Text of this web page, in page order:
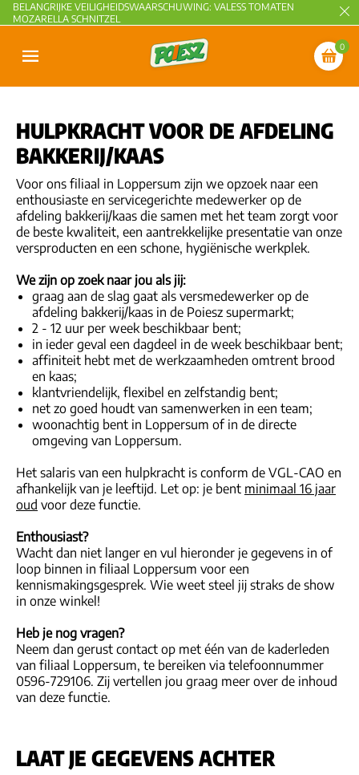
BELANGRIJKE VEILIGHEIDSWAARSCHUWING: VALESS TOMATEN
MOZARELLA SCHNITZEL
0
HULPKRACHT VOOR DE AFDELING
BAKKERIJ/KAAS
Voor ons filiaal in Loppersum zijn we opzoek naar een
enthousiaste en servicegerichte medewerker op de
afdeling bakkerij/kaas die samen met het team zorgt voor
de beste kwaliteit, een aantrekkelijke presentatie van onze
versproducten en een schone, hygiënische werkplek.
We zijn op zoek naar jou als jij:
graag aan de slag gaat als versmedewerker op de
afdeling bakkerij/kaas in de Poiesz supermarkt;
2 - 12 uur per week beschikbaar bent;
in ieder geval een dagdeel in de week beschikbaar bent;
affiniteit hebt met de werkzaamheden omtrent brood
en kaas;
klantvriendelijk, flexibel en zelfstandig bent;
net zo goed houdt van samenwerken in een team;
woonachtig bent in Loppersum of in de directe
omgeving van Loppersum.
Het salaris van een hulpkracht is conform de VGL-CAO en
afhankelijk van je leeftijd. Let op: je bent minimaal 16 jaar
oud voor deze functie.
Enthousiast?
Wacht dan niet langer en vul hieronder je gegevens in of
loop binnen in filiaal Loppersum voor een
kennismakingsgesprek. Wie weet steel jij straks de show
in onze winkel!
Heb je nog vragen?
Neem dan gerust contact op met één van de kaderleden
van filiaal Loppersum, te bereiken via telefoonnummer
0596-729106. Zij vertellen jou graag meer over de inhoud
van deze functie.
LAAT JE GEGEVENS ACHTER